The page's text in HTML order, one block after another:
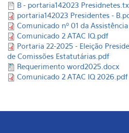
B - portaria142023
portaria142023 Presidentes -
Comunicado nº 01 da
Comunicado 2 ATAC IQ.pdf
Portaria 22-2025 - Eleição
de Comissões Estatutárias.pdf
Requerimento word2025.docx
Comunicado 2 ATAC IQ 2026.pdf